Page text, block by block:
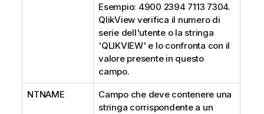
Esempio: 4900 2394 7113 7304.
QlikView verifica il numero di
serie dell'utente o la stringa
'QLIKVIEW' e lo confronta con il
valore presente in questo
campo.
NTNAME
Campo che deve contenere una
stringa corrispondente a un